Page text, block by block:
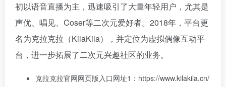
初以语音直播为主，迅速吸引了大量年轻用户，尤其是
声优、唱见、Coser等二次元爱好者。2018年，平台更
名为克拉克拉（KilaKila），并定位为虚拟偶像互动平
台，进一步拓展了二次元兴趣社区的业务。
克拉克拉官网网页版入口网址1：https://www.kilakila.cn/